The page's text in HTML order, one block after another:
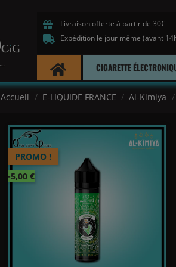
Livraison offerte à partir de 30€
Expédition le jour même (avant
CIGARETTE
Accueil E-LIQUIDE FRANCE Al-Kimiya
PROMO !
-5,00 €